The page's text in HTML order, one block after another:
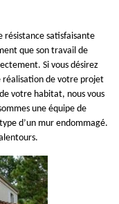
résistance satisfaisante
que son travail de
Si vous désirez
réalisation de votre projet
votre habitat, nous vous
une équipe de
d’un mur endommagé.